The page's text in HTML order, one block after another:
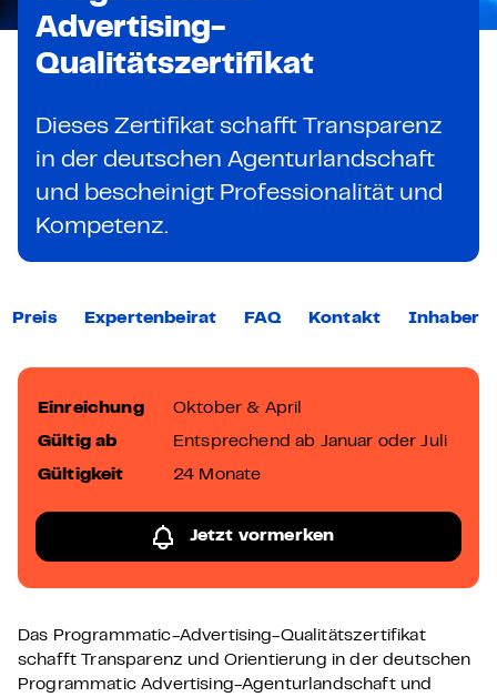
Advertising-
Qualitätszertifikat
Dieses Zertifikat schafft Transparenz
in der deutschen Agenturlandschaft
und bescheinigt Professionalität und
Kompetenz.
Preis Expertenbeirat FAQ Kontakt Inhaber
Das Programmatic-Advertising-Qualitätszertifikat
schafft Transparenz und Orientierung in der deutschen
Programmatic Advertising-Agenturlandschaft und
Einreichung Oktober & April
Gültig ab Entsprechend ab Januar oder Juli
Gültigkeit 24 Monate
Jetzt vormerken